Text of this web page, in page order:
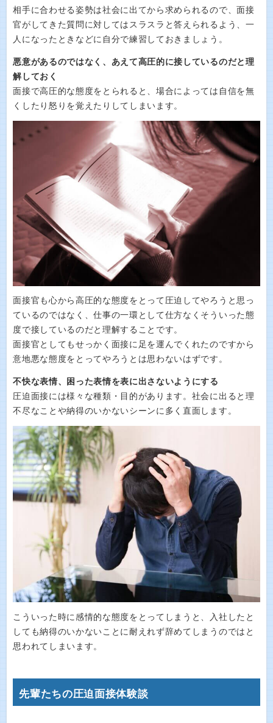
相手に合わせる姿勢は社会に出てから求められるので、面接
官がしてきた質問に対してはスラスラと答えられるよう、一
人になったときなどに自分で練習しておきましょう。
悪意があるのではなく、あえて高圧的に接しているのだと理
解しておく
面接で高圧的な態度をとられると、場合によっては自信を無
くしたり怒りを覚えたりしてしまいます。
面接官も心から高圧的な態度をとって圧迫してやろうと思っ
ているのではなく、仕事の一環として仕方なくそういった態
度で接しているのだと理解することです。
面接官としてもせっかく面接に足を運んでくれたのですから
意地悪な態度をとってやろうとは思わないはずです。
不快な表情、困った表情を表に出さないようにする
圧迫面接には様々な種類・目的があります。社会に出ると理
不尽なことや納得のいかないシーンに多く直面します。
こういった時に感情的な態度をとってしまうと、入社したと
しても納得のいかないことに耐えれず辞めてしまうのではと
思われてしまいます。
先輩たちの圧迫面接体験談